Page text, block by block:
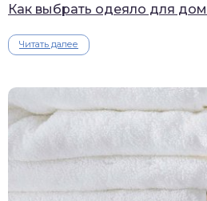
Как выбрать одеяло для
Читать далее